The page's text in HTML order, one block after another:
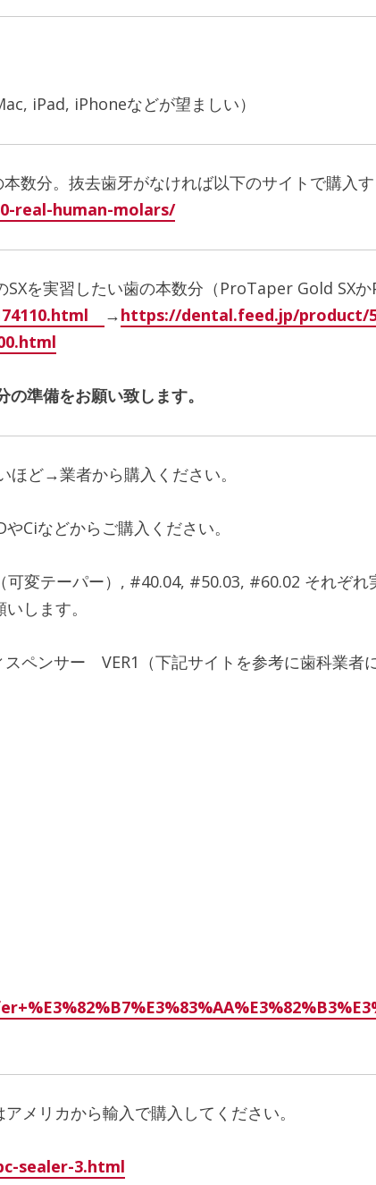
iPad, iPhoneなどが望ましい）
数分。抜去歯牙がなければ以下のサイトで購入
real-human-molars/
を実習したい歯の本数分（ProTaper Gold SX
→https://dental.feed.jp/product/
準備をお願い致します。
ど→業者から購入ください。
Ciなどからご購入ください。
変テーパー）, #40.04, #50.03, #60.02 それぞ
します。
ンサー VER1（下記サイトを参考に歯科業者に
メリカから輸入で購入してください。
sealer-3.html